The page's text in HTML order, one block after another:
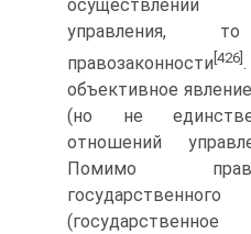
осуществлении
управления,
правозаконности [426]
объективное
(но не
отношений
Помимо